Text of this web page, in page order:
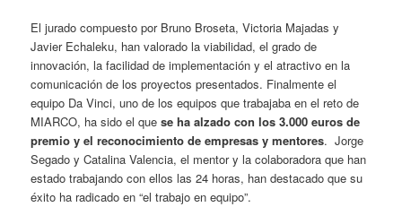
El jurado compuesto por Bruno Broseta, Victoria Majadas y
Javier Echaleku, han valorado la viabilidad, el grado de
innovación, la facilidad de implementación y el atractivo en la
comunicación de los proyectos presentados. Finalmente el
equipo Da Vinci, uno de los equipos que trabajaba en el reto de
MIARCO, ha sido el quese ha alzado con los 3.000 euros de
premio y el reconocimiento de empresas y mentores. Jorge
Segado y Catalina Valencia, el mentor y la colaboradora que han
estado trabajando con ellos las 24 horas, han destacado que su
éxito ha radicado en “el trabajo en equipo”.